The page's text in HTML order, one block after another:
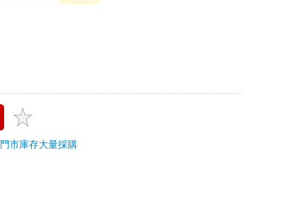
門市庫存大量採購